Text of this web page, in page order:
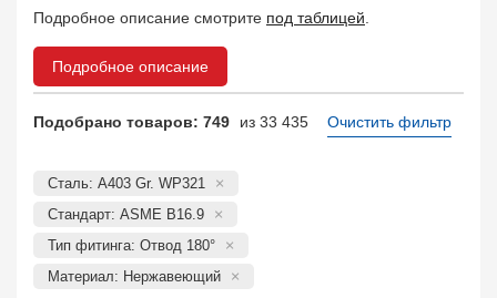
Подробное описание смотрите под таблицей
Подробное описание
Подобрано товаров: 749 из 33 435 Очистить фильтр
Сталь: A403 Gr. WP321
Стандарт: ASME B16.9
Тип фитинга: Отвод 180°
Материал: Нержавеющий